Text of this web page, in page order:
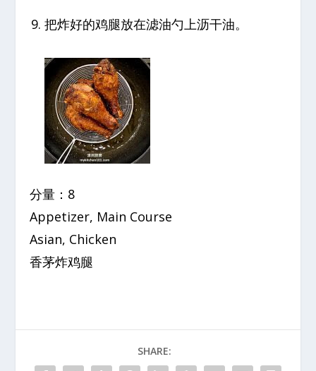
把炸好的鸡腿放在滤油勺上沥干油。
分量：8
Appetizer, Main Course
Asian, Chicken
香茅炸鸡腿
SHARE: